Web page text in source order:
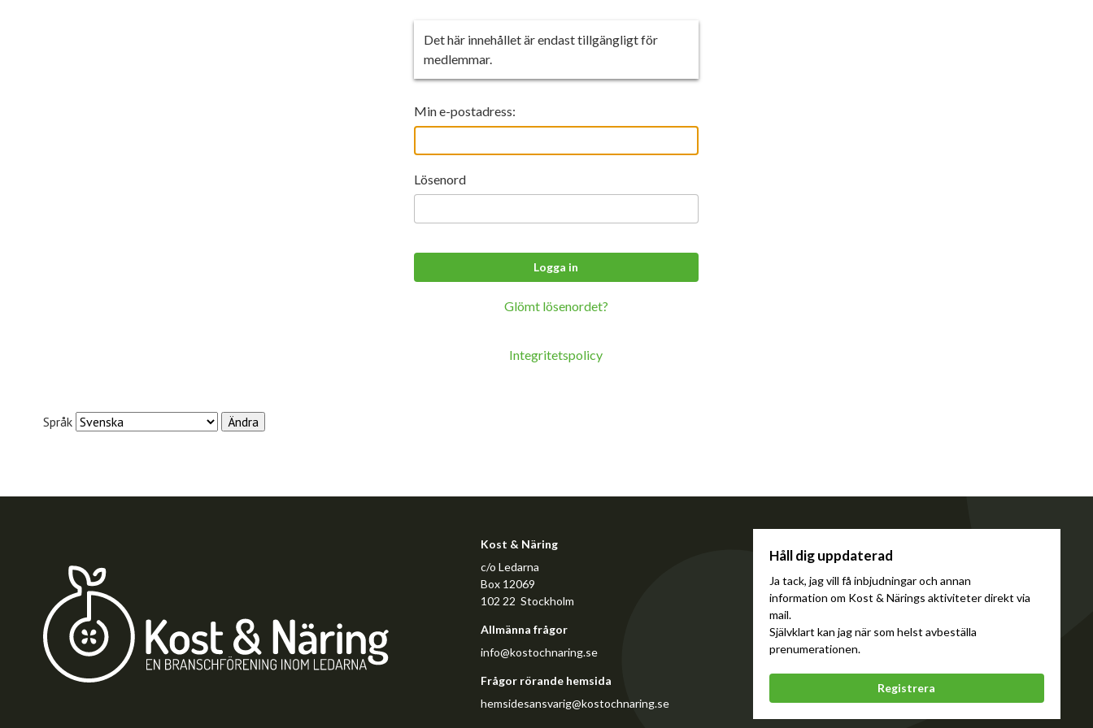
Det här innehållet är endast tillgängligt för
medlemmar.
Min e-postadress:
Lösenord
Glömt lösenordet?
Integritetspolicy
Språk
Håll dig uppdaterad
Ja tack, jag vill få inbjudningar och annan
information om Kost & Närings aktiviteter direkt via
mail.
Självklart kan jag när som helst avbeställa
prenumerationen.
Registrera
Kost & Näring
c/o Ledarna
Box 12069
102 22 Stockholm
Allmänna frågor
info@kostochnaring.se
Frågor rörande hemsida
hemsidesansvarig@kostochnaring.se